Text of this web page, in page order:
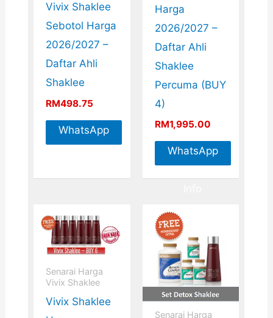
Vivix Shaklee
Sebotol Harga
2026/2027 –
Daftar Ahli
Shaklee
RM498.75
WhatsApp
For More
Harga
2026/2027 –
Daftar Ahli
Shaklee
Percuma (BUY
4)
RM1,995.00
WhatsApp
Senarai Harga
Vivix Shaklee
Vivix Shaklee
Senarai Harga